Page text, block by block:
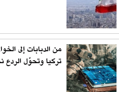
من الدبابات إلى
تركيا وتحوّل الردع